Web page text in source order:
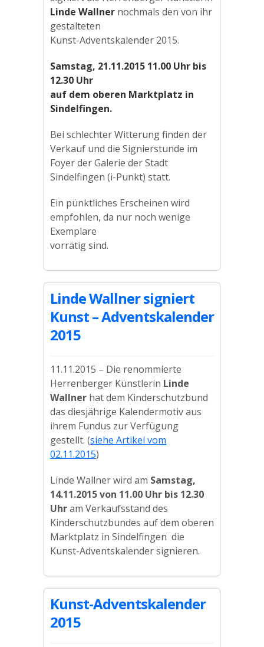
Linde Wallner nochmals den von ihr
gestalteten
Kunst-Adventskalender 2015.
Samstag, 21.11.2015 11.00 Uhr bis
12.30 Uhr
auf dem oberen Marktplatz in
Sindelfingen.
Bei schlechter Witterung finden der
Verkauf und die Signierstunde im
Foyer der Galerie der Stadt
Sindelfingen (i-Punkt) statt.
Ein pünktliches Erscheinen wird
empfohlen, da nur noch wenige
Exemplare
vorrätig sind.
Linde Wallner signiert
Kunst – Adventskalender
2015
11.11.2015 – Die renommierte
Herrenberger Künstlerin Linde
Wallner hat dem Kinderschutzbund
das diesjährige Kalendermotiv aus
ihrem Fundus zur Verfügung
gestellt. (siehe Artikel vom
02.11.2015)
Linde Wallner wird am Samstag,
14.11.2015 von 11.00 Uhr bis 12.30
Uhram Verkaufsstand des
Kinderschutzbundes auf dem oberen
Marktplatz in Sindelfingen die
Kunst-Adventskalender signieren.
Kunst-Adventskalender
2015